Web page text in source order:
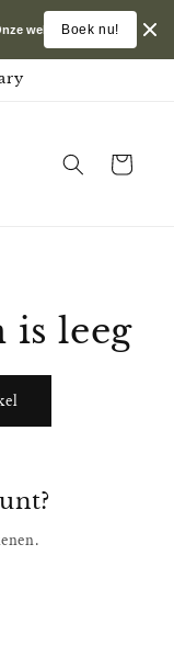
webshop is tijdelijk
Boek nu!
Winkelwagen
is leeg